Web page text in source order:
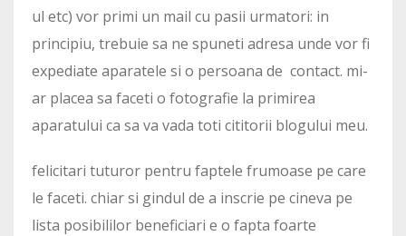
ul etc) vor primi un mail cu pasii urmatori: in
principiu, trebuie sa ne spuneti adresa unde vor fi
expediate aparatele si o persoana de contact. mi-
ar placea sa faceti o fotografie la primirea
aparatului ca sa va vada toti cititorii blogului meu.
felicitari tuturor pentru faptele frumoase pe care
le faceti. chiar si gindul de a inscrie pe cineva pe
lista posibililor beneficiari e o fapta foarte